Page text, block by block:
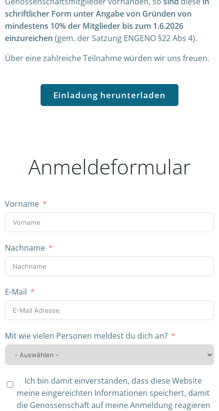
schriftlicher Form unter Angabe von Gründen von
mindestens 10% der Mitglieder bis zum 1.6.2026
einzureichen (gem. der Satzung ENGENO §22 Abs 4).
Über eine zahlreiche Teilnahme würden wir uns freuen.
Einladung herunterladen
Anmeldeformular
Vorname
Nachname
E-Mail
Mit wie vielen Personen meldest du dich an?
Ich bin damit einverstanden, dass diese Website
meine eingereichten Informationen speichert, damit
die Genossenschaft auf meine Anmeldung reagieren